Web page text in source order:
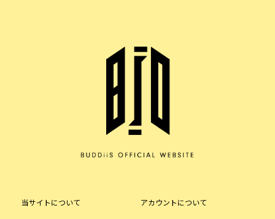
当サイトについて アカウントについて